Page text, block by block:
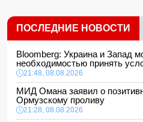
ПОСЛЕДНИЕ НОВОСТИ
Bloomberg: Украина и Запад
необходимостью принять
21:48, 08.08.2026
МИД Омана заявил о
Ормузскому проливу
21:28, 08.08.2026